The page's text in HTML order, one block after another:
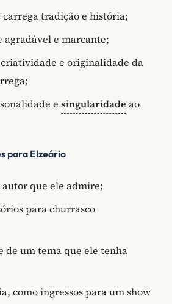
carrega tradição e história;
agradável e marcante;
e originalidade da
e singularidade ao
para Elzeário
que ele admire;
para churrasco
de um tema que ele tenha
como ingressos para um show